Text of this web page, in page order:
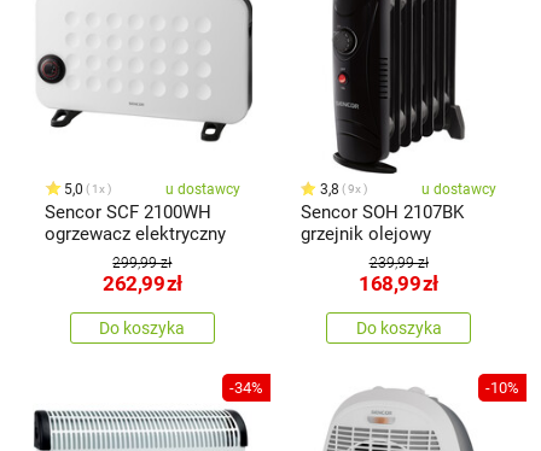
5,0 1x u dostawcy
Sencor SCF 2100WH
ogrzewacz elektryczny
299,99 zł
262,99zł
Do koszyka
3,8 9x u dostawcy
Sencor SOH 2107BK
grzejnik olejowy
239,99 zł
168,99zł
Do koszyka
-34% -10%